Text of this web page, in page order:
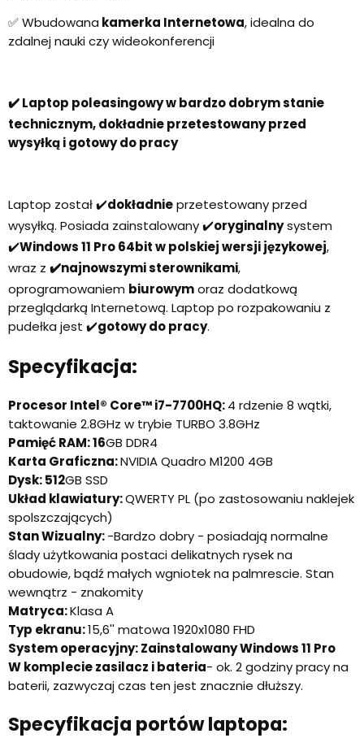
✅ Wbudowana kamerka Internetowa, idealna do
zdalnej nauki czy wideokonferencji
✔️ Laptop poleasingowy w bardzo dobrym stanie
technicznym, dokładnie przetestowany przed
wysyłką i gotowy do pracy
Laptop został ✔️dokładnieprzetestowany przed
wysyłką. Posiada zainstalowany ✔️oryginalnysystem
✔️Windows 11 Pro 64bit w polskiej wersji językowej,
wraz z ✔️najnowszymi sterownikami,
oprogramowaniem biurowymoraz dodatkową
przeglądarką Internetową. Laptop po rozpakowaniu z
pudełka jest ✔️gotowy do pracy.
Specyfikacja:
Procesor Intel® Core™ i7-7700HQ:4 rdzenie 8 wątki,
taktowanie 2.8GHz w trybie TURBO 3.8GHz
Pamięć RAM: 16GB DDR4
Karta Graficzna:NVIDIA Quadro M1200 4GB
Dysk: 512GB SSD
Układ klawiatury:QWERTY PL (po zastosowaniu naklejek
spolszczających)
Stan Wizualny:-Bardzo dobry - posiadają normalne
ślady użytkowania postaci delikatnych rysek na
obudowie, bądź małych wgniotek na palmrescie. Stan
wewnątrz - znakomity
Matryca:Klasa A
Typ ekranu:15,6'' matowa 1920x1080 FHD
System operacyjny: Zainstalowany Windows 11 Pro
W komplecie zasilacz i bateria- ok. 2 godziny pracy na
baterii, zazwyczaj czas ten jest znacznie dłuższy.
Specyfikacja portów laptopa: